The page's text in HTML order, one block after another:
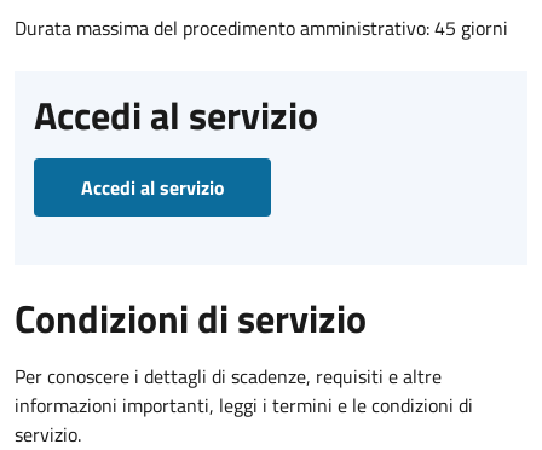
Durata massima del procedimento amministrativo: 45 giorni
Accedi al servizio
Accedi al servizio
Condizioni di servizio
Per conoscere i dettagli di scadenze, requisiti e altre
informazioni importanti, leggi i termini e le condizioni di
servizio.